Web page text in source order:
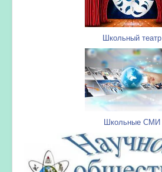
Школьный театр
Школьные СМИ